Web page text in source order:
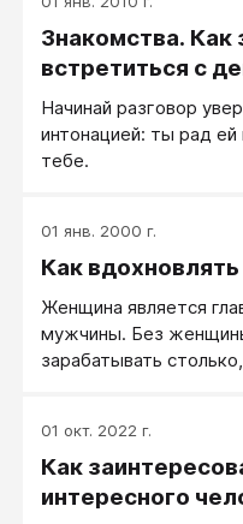
Знакомства. Как
встретиться с
Начинай разговор
интонацией: ты рад
тебе.
01 янв. 2000 г.
Как
Женщина является
мужчины. Без
зарабатывать
становится более
Женщина
Женщина теплом,
01 окт. 2022 г.
Как
интересного